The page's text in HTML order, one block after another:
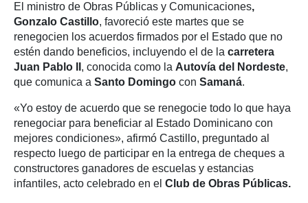
El ministro de Obras Públicas y Comunicaciones,
Gonzalo Castillo, favoreció este martes que se
renegocien los acuerdos firmados por el Estado que no
estén dando beneficios, incluyendo el de la carretera
Juan Pablo II , conocida como la Autovía del Nordeste,
que comunica a Santo Domingo con Samaná.
«Yo estoy de acuerdo que se renegocie todo lo que haya
renegociar para beneficiar al Estado Dominicano con
mejores condiciones», afirmó Castillo, preguntado al
respecto luego de participar en la entrega de cheques a
constructores ganadores de escuelas y estancias
infantiles, acto celebrado en el Club de Obras Públicas.